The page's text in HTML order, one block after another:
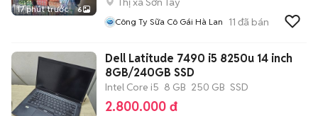
17 phút trước 6
Công Ty Sữa Cô Gái Hà Lan 11 đã bán
Dell Latitude 7490 i5 8250u 14 inch
8GB/240GB SSD
Intel Core i5 8 GB 250 GB SSD
2.800.000 đ